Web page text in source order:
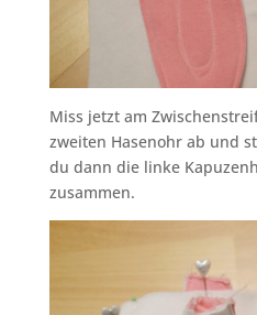
Miss jetzt am
zweiten Hasenohr ab und
du dann die linke
zusammen.